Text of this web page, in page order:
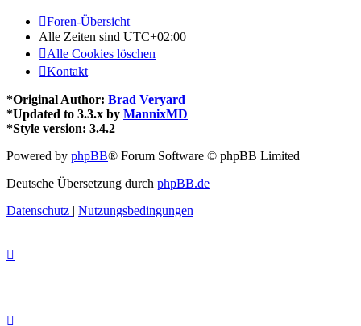
Foren-Übersicht
Alle Zeiten sind UTC+02:00
Alle Cookies löschen
Kontakt
*Original Author: Brad Veryard
*Updated to 3.3.x by MannixMD
*Style version: 3.4.2
Powered by phpBB® Forum Software © phpBB Limited
Deutsche Übersetzung durch phpBB.de
Datenschutz | Nutzungsbedingungen